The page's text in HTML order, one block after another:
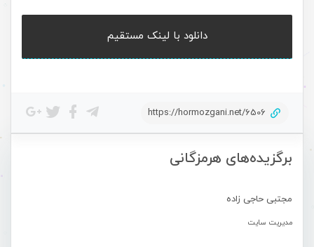
برگزیده‌های هرمزگانی
مجتبی حاجی زاده
مدیریت سایت
دانلود با لینک مستقیم
https://hormozgani.net/6506